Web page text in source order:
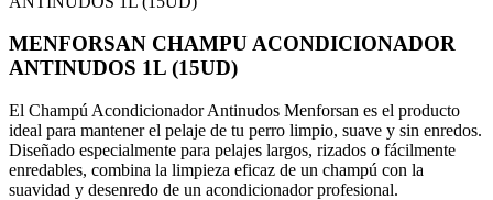
MENFORSAN CHAMPU ACONDICIONADOR
ANTINUDOS 1L (15UD)
El Champú Acondicionador Antinudos Menforsan es el producto
ideal para mantener el pelaje de tu perro limpio, suave y sin enredos.
Diseñado especialmente para pelajes largos, rizados o fácilmente
enredables, combina la limpieza eficaz de un champú con la
suavidad y desenredo de un acondicionador profesional.